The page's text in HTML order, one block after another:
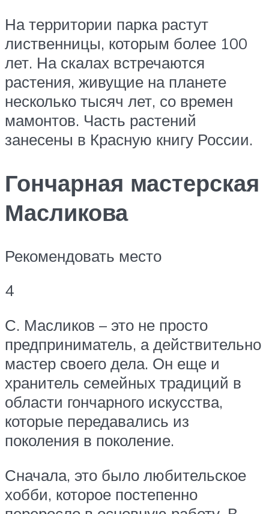
На территории парка растут
лиственницы, которым более 100
лет. На скалах встречаются
растения, живущие на планете
несколько тысяч лет, со времен
мамонтов. Часть растений
занесены в Красную книгу России.
Гончарная мастерская
Масликова
Рекомендовать место
4
С. Масликов – это не просто
предприниматель, а действительно
мастер своего дела. Он еще и
хранитель семейных традиций в
области гончарного искусства,
которые передавались из
поколения в поколение.
Сначала, это было любительское
хобби, которое постепенно